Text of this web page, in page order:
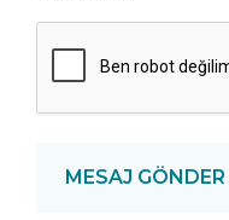
CAPTCHA